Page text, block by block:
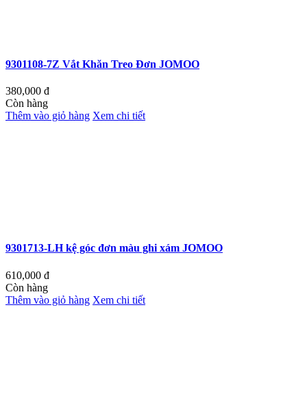
9301108-7Z Vắt Khăn Treo Đơn JOMOO
380,000 đ
Còn hàng
Thêm vào giỏ hàng Xem chi tiết
9301713-LH kệ góc đơn màu ghi xám JOMOO
610,000 đ
Còn hàng
Thêm vào giỏ hàng Xem chi tiết